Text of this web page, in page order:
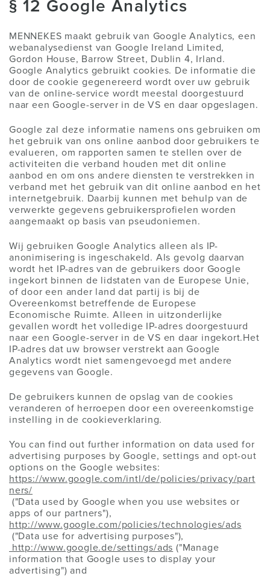
§ 12 Google Analytics
MENNEKES maakt gebruik van Google Analytics, een
webanalysedienst van Google Ireland Limited,
Gordon House, Barrow Street, Dublin 4, Irland.
Google Analytics gebruikt cookies. De informatie die
door de cookie gegenereerd wordt over uw gebruik
van de online-service wordt meestal doorgestuurd
naar een Google-server in de VS en daar opgeslagen.
Google zal deze informatie namens ons gebruiken om
het gebruik van ons online aanbod door gebruikers te
evalueren, om rapporten samen te stellen over de
activiteiten die verband houden met dit online
aanbod en om ons andere diensten te verstrekken in
verband met het gebruik van dit online aanbod en het
internetgebruik. Daarbij kunnen met behulp van de
verwerkte gegevens gebruikersprofielen worden
aangemaakt op basis van pseudoniemen.
Wij gebruiken Google Analytics alleen als IP-
anonimisering is ingeschakeld. Als gevolg daarvan
wordt het IP-adres van de gebruikers door Google
ingekort binnen de lidstaten van de Europese Unie,
of door een ander land dat partij is bij de
Overeenkomst betreffende de Europese
Economische Ruimte. Alleen in uitzonderlijke
gevallen wordt het volledige IP-adres doorgestuurd
naar een Google-server in de VS en daar ingekort.Het
IP-adres dat uw browser verstrekt aan Google
Analytics wordt niet samengevoegd met andere
gegevens van Google.
De gebruikers kunnen de opslag van de cookies
veranderen of herroepen door een overeenkomstige
instelling in de cookieverklaring.
You can find out further information on data used for
advertising purposes by Google, settings and opt-out
options on the Google websites:
https://www.google.com/intl/de/policies/privacy/part
ners/
("Data used by Google when you use websites or
apps of our partners"),
http://www.google.com/policies/technologies/ads
("Data use for advertising purposes"),
http://www.google.de/settings/ads ("Manage
information that Google uses to display your
advertising") and